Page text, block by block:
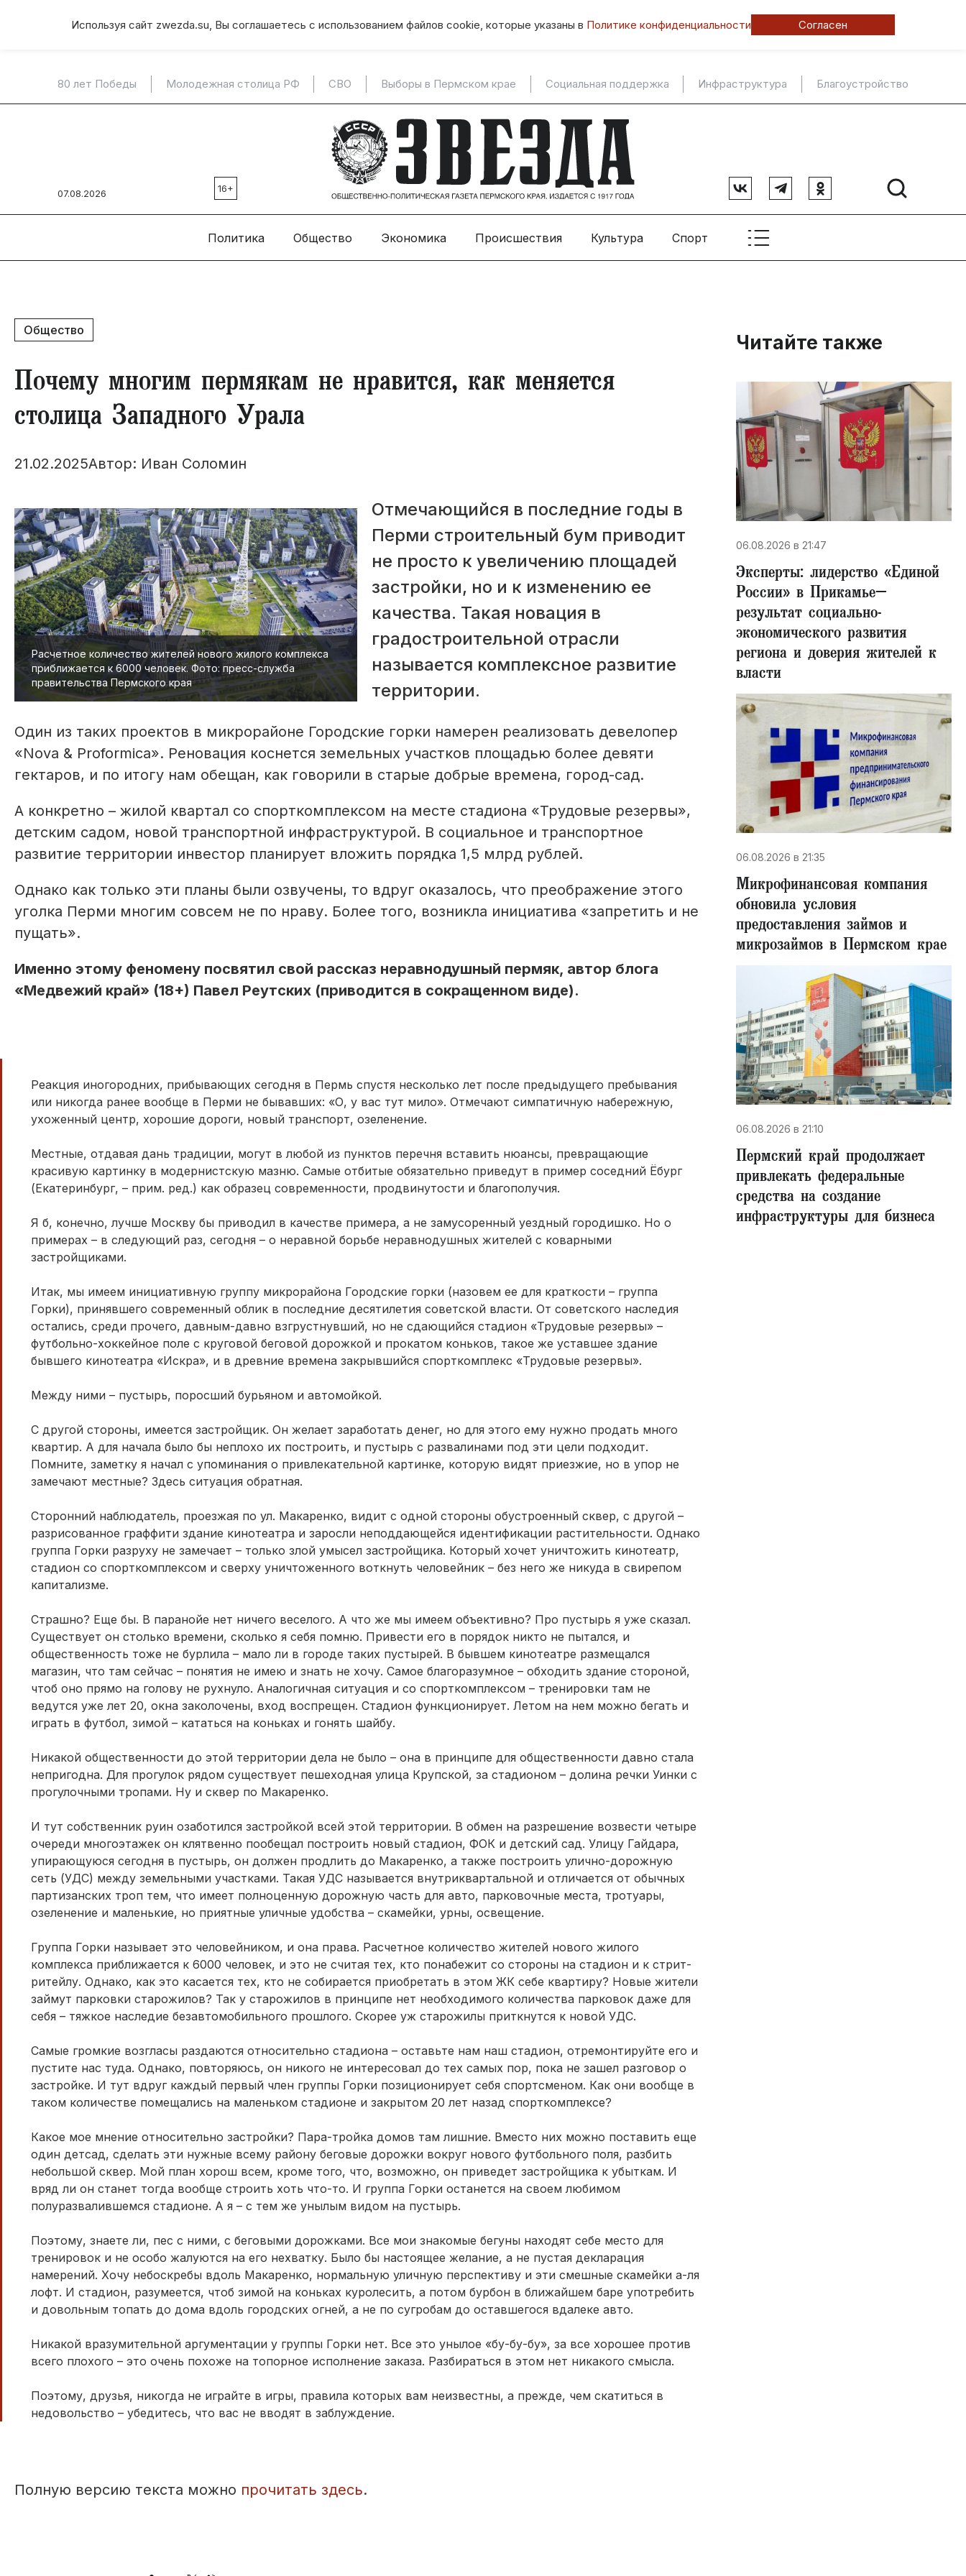
Используя сайт zwezda.su, Вы соглашаетесь с использованием файлов cookie, которые указаны в Политике конфиденциальности Согласен
80 лет Победы Молодежная столица РФ СВО Выборы в Пермском крае Социальная поддержка Инфраструктура Благоустройство
07.08.2026 16+
Политика Общество Экономика Происшествия Культура Спорт
Общество
Почему многим пермякам не нравится, как меняется
столица Западного Урала
21.02.2025Автор: Иван Соломин
Расчетное количество жителей нового жилого комплекса
приближается к 6000 человек. Фото: пресс-служба
правительства Пермского края
Отмечающийся в последние годы в
Перми строительный бум приводит
не просто к увеличению площадей
застройки, но и к изменению ее
качества. Такая новация в
градостроительной отрасли
называется комплексное развитие
территории.
Один из таких проектов в микрорайоне Городские горки намерен реализовать девелопер
«Nova & Proformica». Реновация коснется земельных участков площадью более девяти
гектаров, и по итогу нам обещан, как говорили в старые добрые времена, город-сад.
А конкретно – жилой квартал со спорткомплексом на месте стадиона «Трудовые резервы»,
детским садом, новой транспортной инфраструктурой. В социальное и транспортное
развитие территории инвестор планирует вложить порядка 1,5 млрд рублей.
Однако как только эти планы были озвучены, то вдруг оказалось, что преображение этого
уголка Перми многим совсем не по нраву. Более того, возникла инициатива «запретить и не
пущать».
Именно этому феномену посвятил свой рассказ неравнодушный пермяк, автор блога
«Медвежий край» (18+) Павел Реутских (приводится в сокращенном виде).
Реакция иногородних, прибывающих сегодня в Пермь спустя несколько лет после предыдущего пребывания
или никогда ранее вообще в Перми не бывавших: «О, у вас тут мило». Отмечают симпатичную набережную,
ухоженный центр, хорошие дороги, новый транспорт, озеленение.
Местные, отдавая дань традиции, могут в любой из пунктов перечня вставить нюансы, превращающие
красивую картинку в модернистскую мазню. Самые отбитые обязательно приведут в пример соседний Ёбург
(Екатеринбург, – прим. ред.) как образец современности, продвинутости и благополучия.
Я б, конечно, лучше Москву бы приводил в качестве примера, а не замусоренный уездный городишко. Но о
примерах – в следующий раз, сегодня – о неравной борьбе неравнодушных жителей с коварными
застройщиками.
Итак, мы имеем инициативную группу микрорайона Городские горки (назовем ее для краткости – группа
Горки), принявшего современный облик в последние десятилетия советской власти. От советского наследия
остались, среди прочего, давным-давно взгрустнувший, но не сдающийся стадион «Трудовые резервы» –
футбольно-хоккейное поле с круговой беговой дорожкой и прокатом коньков, такое же уставшее здание
бывшего кинотеатра «Искра», и в древние времена закрывшийся спорткомплекс «Трудовые резервы».
Между ними – пустырь, поросший бурьяном и автомойкой.
С другой стороны, имеется застройщик. Он желает заработать денег, но для этого ему нужно продать много
квартир. А для начала было бы неплохо их построить, и пустырь с развалинами под эти цели подходит.
Помните, заметку я начал с упоминания о привлекательной картинке, которую видят приезжие, но в упор не
замечают местные? Здесь ситуация обратная.
Сторонний наблюдатель, проезжая по ул. Макаренко, видит с одной стороны обустроенный сквер, с другой –
разрисованное граффити здание кинотеатра и заросли неподдающейся идентификации растительности. Однако
группа Горки разруху не замечает – только злой умысел застройщика. Который хочет уничтожить кинотеатр,
стадион со спорткомплексом и сверху уничтоженного воткнуть человейник – без него же никуда в свирепом
капитализме.
Страшно? Еще бы. В паранойе нет ничего веселого. А что же мы имеем объективно? Про пустырь я уже сказал.
Существует он столько времени, сколько я себя помню. Привести его в порядок никто не пытался, и
общественность тоже не бурлила – мало ли в городе таких пустырей. В бывшем кинотеатре размещался
магазин, что там сейчас – понятия не имею и знать не хочу. Самое благоразумное – обходить здание стороной,
чтоб оно прямо на голову не рухнуло. Аналогичная ситуация и со спорткомплексом – тренировки там не
ведутся уже лет 20, окна заколочены, вход воспрещен. Стадион функционирует. Летом на нем можно бегать и
играть в футбол, зимой – кататься на коньках и гонять шайбу.
Никакой общественности до этой территории дела не было – она в принципе для общественности давно стала
непригодна. Для прогулок рядом существует пешеходная улица Крупской, за стадионом – долина речки Уинки с
прогулочными тропами. Ну и сквер по Макаренко.
И тут собственник руин озаботился застройкой всей этой территории. В обмен на разрешение возвести четыре
очереди многоэтажек он клятвенно пообещал построить новый стадион, ФОК и детский сад. Улицу Гайдара,
упирающуюся сегодня в пустырь, он должен продлить до Макаренко, а также построить улично-дорожную
сеть (УДС) между земельными участками. Такая УДС называется внутриквартальной и отличается от обычных
партизанских троп тем, что имеет полноценную дорожную часть для авто, парковочные места, тротуары,
озеленение и маленькие, но приятные уличные удобства – скамейки, урны, освещение.
Группа Горки называет это человейником, и она права. Расчетное количество жителей нового жилого
комплекса приближается к 6000 человек, и это не считая тех, кто понабежит со стороны на стадион и к стрит-
ритейлу. Однако, как это касается тех, кто не собирается приобретать в этом ЖК себе квартиру? Новые жители
займут парковки старожилов? Так у старожилов в принципе нет необходимого количества парковок даже для
себя – тяжкое наследие безавтомобильного прошлого. Скорее уж старожилы приткнутся к новой УДС.
Самые громкие возгласы раздаются относительно стадиона – оставьте нам наш стадион, отремонтируйте его и
пустите нас туда. Однако, повторяюсь, он никого не интересовал до тех самых пор, пока не зашел разговор о
застройке. И тут вдруг каждый первый член группы Горки позиционирует себя спортсменом. Как они вообще в
таком количестве помещались на маленьком стадионе и закрытом 20 лет назад спорткомплексе?
Какое мое мнение относительно застройки? Пара-тройка домов там лишние. Вместо них можно поставить еще
один детсад, сделать эти нужные всему району беговые дорожки вокруг нового футбольного поля, разбить
небольшой сквер. Мой план хорош всем, кроме того, что, возможно, он приведет застройщика к убыткам. И
вряд ли он станет тогда вообще строить хоть что-то. И группа Горки останется на своем любимом
полуразвалившемся стадионе. А я – с тем же унылым видом на пустырь.
Поэтому, знаете ли, пес с ними, с беговыми дорожками. Все мои знакомые бегуны находят себе место для
тренировок и не особо жалуются на его нехватку. Было бы настоящее желание, а не пустая декларация
намерений. Хочу небоскребы вдоль Макаренко, нормальную уличную перспективу и эти смешные скамейки а-ля
лофт. И стадион, разумеется, чтоб зимой на коньках куролесить, а потом бурбон в ближайшем баре употребить
и довольным топать до дома вдоль городских огней, а не по сугробам до оставшегося вдалеке авто.
Никакой вразумительной аргументации у группы Горки нет. Все это унылое «бу-бу-бу», за все хорошее против
всего плохого – это очень похоже на топорное исполнение заказа. Разбираться в этом нет никакого смысла.
Поэтому, друзья, никогда не играйте в игры, правила которых вам неизвестны, а прежде, чем скатиться в
недовольство – убедитесь, что вас не вводят в заблуждение.
Полную версию текста можно прочитать здесь.
Читайте также
06.08.2026 в 21:47
Эксперты: лидерство «Единой
России» в Прикамье–
результат социально-
экономического развития
региона и доверия жителей к
власти
06.08.2026 в 21:35
Микрофинансовая компания
обновила условия
предоставления займов и
микрозаймов в Пермском крае
06.08.2026 в 21:10
Пермский край продолжает
привлекать федеральные
средства на создание
инфраструктуры для бизнеса